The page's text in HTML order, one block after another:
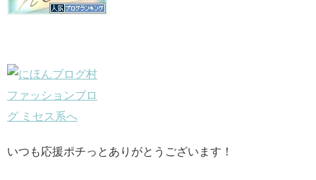
いつも応援ポチっとありがとうございます！